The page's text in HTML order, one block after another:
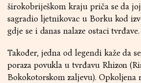
širokobriješkom kraju priča se da
sagradio ljetnikovac u Borku kod
gdje se i danas nalaze ostaci tvrđave.
Također, jedna od legendi kaže da
poraza povukla u tvrđavu Rhizon
Bokokotorskom zaljevu). Opkoljena